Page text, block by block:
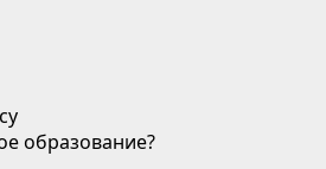
образование?